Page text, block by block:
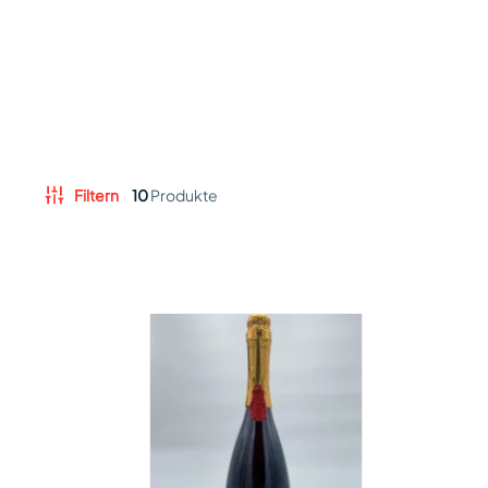
Filtern 10Produkte